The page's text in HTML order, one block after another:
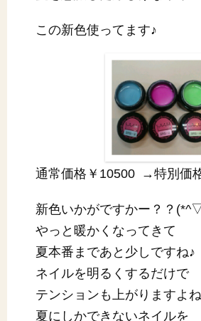
この新色使ってます♪
通常価格￥10500 →特別価
新色いかがですかー？？
やっと暖かくなってきて
夏本番まであと少しですね♪
ネイルを明るくするだけで
テンションも上がりますよ
夏にしかできないネイルを